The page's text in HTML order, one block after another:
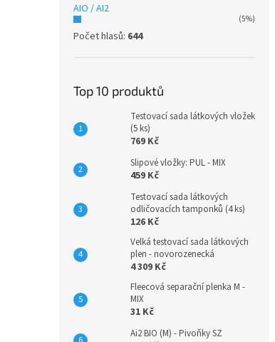
AIO / AI2
(5%)
Počet hlasů: 644
Top 10 produktů
Testovací sada látkových vložek
(5 ks)
769 Kč
Slipové vložky: PUL - MIX
459 Kč
Testovací sada látkových
odličovacích tamponků (4 ks)
126 Kč
Velká testovací sada látkových
plen - novorozenecká
4 309 Kč
Fleecová separační plenka M -
MIX
31 Kč
Ai2 BIO (M) - Pivoňky SZ